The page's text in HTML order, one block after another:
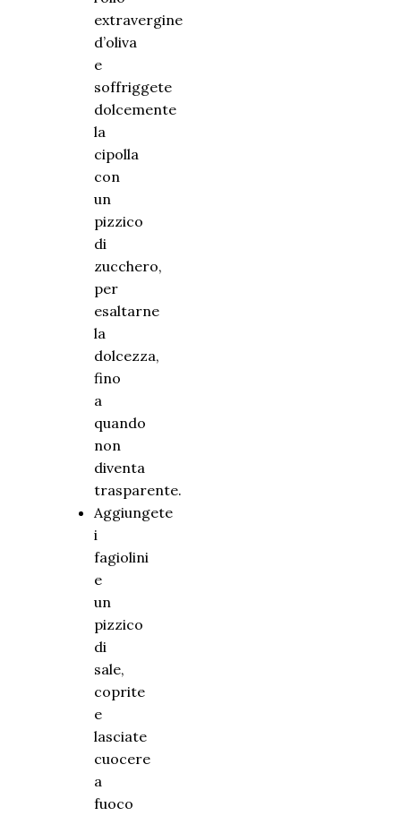
extravergine
d’oliva
e
soffriggete
dolcemente
la
cipolla
con
un
pizzico
di
zucchero,
per
esaltarne
la
dolcezza,
fino
a
quando
non
diventa
trasparente.
Aggiungete
i
fagiolini
e
un
pizzico
di
sale,
coprite
e
lasciate
cuocere
a
fuoco